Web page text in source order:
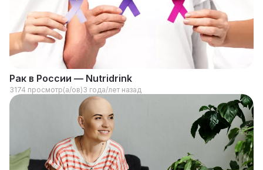
Рак в России — Nutridrink
3174 просмотр(а/ов)3 года/лет назад